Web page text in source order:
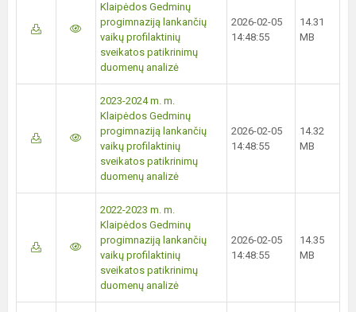
Klaipėdos Gedminų
progimnaziją lankančių
vaikų profilaktinių
sveikatos patikrinimų
duomenų analizė
2026-02-05
14:48:55
14.31
MB
2023-2024 m. m.
Klaipėdos Gedminų
progimnaziją lankančių
vaikų profilaktinių
sveikatos patikrinimų
duomenų analizė
2026-02-05
14:48:55
14.32
MB
2022-2023 m. m.
Klaipėdos Gedminų
progimnaziją lankančių
vaikų profilaktinių
sveikatos patikrinimų
duomenų analizė
2026-02-05
14:48:55
14.35
MB